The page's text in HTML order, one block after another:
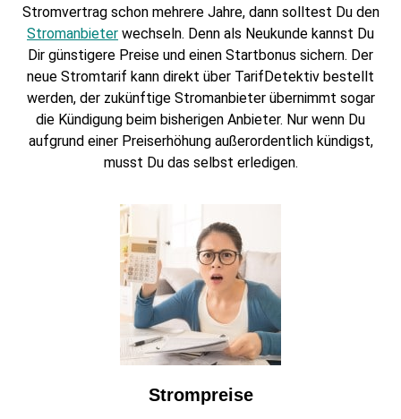
Stromvertrag schon mehrere Jahre, dann solltest Du den
Stromanbieter wechseln. Denn als Neukunde kannst Du
Dir günstigere Preise und einen Startbonus sichern. Der
neue Stromtarif kann direkt über TarifDetektiv bestellt
werden, der zukünftige Stromanbieter übernimmt sogar
die Kündigung beim bisherigen Anbieter. Nur wenn Du
aufgrund einer Preiserhöhung außerordentlich kündigst,
musst Du das selbst erledigen.
Strompreise